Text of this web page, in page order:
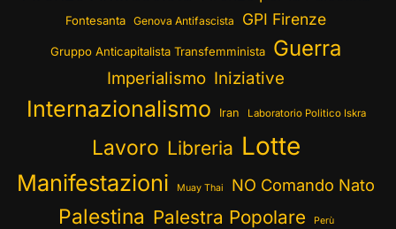
Fontesanta Genova Antifascista GPI Firenze
Gruppo Anticapitalista Transfemminista Guerra
Imperialismo Iniziative
Internazionalismo Iran Laboratorio Politico Iskra
Lavoro Libreria Lotte
Manifestazioni Muay Thai NO Comando Nato
Palestina Palestra Popolare Perù